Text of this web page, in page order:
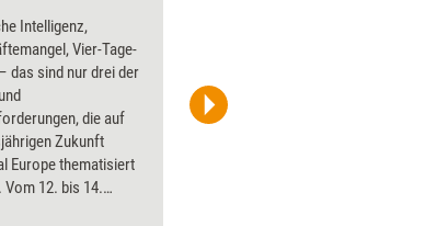
Intelligenz,
Vier-Tage-
das sind nur drei der
die auf
Zukunft
Europe thematisiert
Vom 12. bis 14.
Messe Karlsruhe/Lars Behrendt